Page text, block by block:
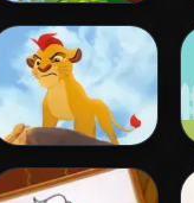
Snail Bob 2
The Lion Guard
Assemble